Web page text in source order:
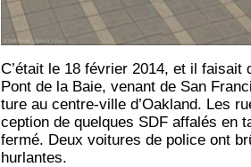
C’é­tait le 18 février 2014, et il fai­sait
Pont de la Baie, venant de San
ture au centre-ville d’Oak­land. Les
cep­tion de quelques SDF affa­lés en
fer­mé. Deux voi­tures de police ont
hurlantes.